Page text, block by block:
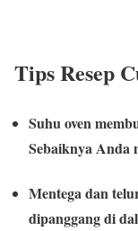
Tips Resep
Suhu oven
Sebaiknya Anda
Mentega dan
dipanggang di